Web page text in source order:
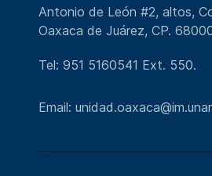
Antonio de León #2, altos,
Oaxaca de Juárez, CP.
Tel: 951 5160541 Ext. 550.
Email: